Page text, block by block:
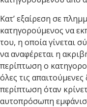
Κατ’ εξαίρεση σε
κατηγορούμενος να
του, η οποία γίνεται
να αναφέρεται η
περίπτωση ο
όλες τις
περίπτωση όταν
αυτοπρόσωπη